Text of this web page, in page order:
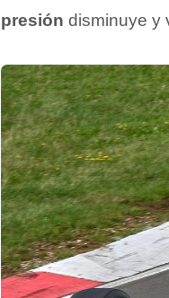
presión disminuye y